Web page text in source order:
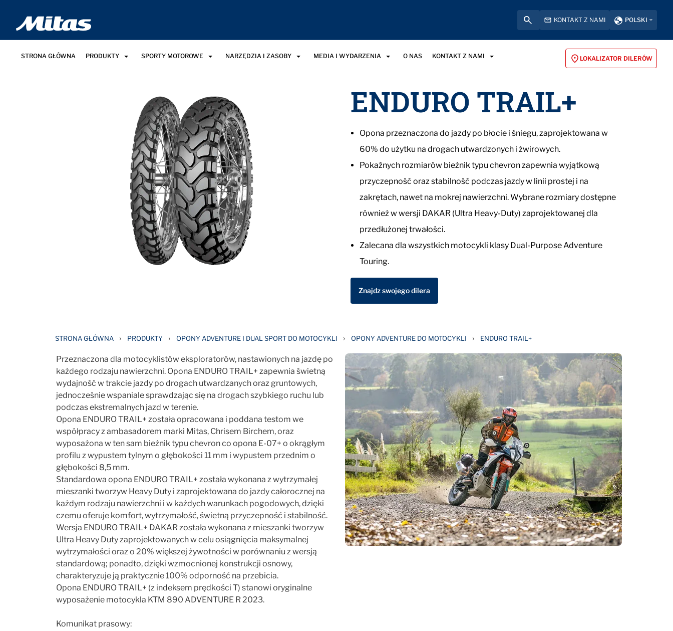
KONTAKT Z NAMI POLSKI
STRONA GŁÓWNA PRODUKTY SPORTY MOTOROWE NARZĘDZIA I ZASOBY MEDIA I WYDARZENIA O NAS KONTAKT Z NAMI LOKALIZATOR DILERÓW
ENDURO TRAIL+
Opona przeznaczona do jazdy po błocie i śniegu, zaprojektowana w
60% do użytku na drogach utwardzonych i żwirowych.
Pokaźnych rozmiarów bieżnik typu chevron zapewnia wyjątkową
przyczepność oraz stabilność podczas jazdy w linii prostej i na
zakrętach, nawet na mokrej nawierzchni. Wybrane rozmiary dostępne
również w wersji DAKAR (Ultra Heavy-Duty) zaprojektowanej dla
przedłużonej trwałości.
Zalecana dla wszystkich motocykli klasy Dual-Purpose Adventure
Touring.
Znajdz swojego dilera
STRONA GŁÓWNA › PRODUKTY › OPONY ADVENTURE I DUAL SPORT DO MOTOCYKLI › OPONY ADVENTURE DO MOTOCYKLI › ENDURO TRAIL+
Przeznaczona dla motocyklistów eksploratorów, nastawionych na jazdę po
każdego rodzaju nawierzchni. Opona ENDURO TRAIL+ zapewnia świetną
wydajność w trakcie jazdy po drogach utwardzanych oraz gruntowych,
jednocześnie wspaniale sprawdzając się na drogach szybkiego ruchu lub
podczas ekstremalnych jazd w terenie.
Opona ENDURO TRAIL+ została opracowana i poddana testom we
współpracy z ambasadorem marki Mitas, Chrisem Birchem, oraz
wyposażona w ten sam bieżnik typu chevron co opona E-07+ o okrągłym
profilu z wypustem tylnym o głębokości 11 mm i wypustem przednim o
głębokości 8,5 mm.
Standardowa opona ENDURO TRAIL+ została wykonana z wytrzymałej
mieszanki tworzyw Heavy Duty i zaprojektowana do jazdy całorocznej na
każdym rodzaju nawierzchni i w każdych warunkach pogodowych, dzięki
czemu oferuje komfort, wytrzymałość, świetną przyczepność i stabilność.
Wersja ENDURO TRAIL+ DAKAR została wykonana z mieszanki tworzyw
Ultra Heavy Duty zaprojektowanych w celu osiągnięcia maksymalnej
wytrzymałości oraz o 20% większej żywotności w porównaniu z wersją
standardową; ponadto, dzięki wzmocnionej konstrukcji osnowy,
charakteryzuje ją praktycznie 100% odporność na przebicia.
Opona ENDURO TRAIL+ (z indeksem prędkości T) stanowi oryginalne
wyposażenie motocykla KTM 890 ADVENTURE R 2023.
Komunikat prasowy: